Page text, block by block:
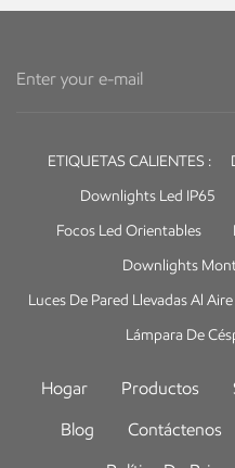
ETIQUETAS CALIENTES :
Downlights Led IP65
Focos Led Orientables
Downlights
Luces De Pared Llevadas Al
Lámpara De
Hogar Productos
Blog
Contáctenos